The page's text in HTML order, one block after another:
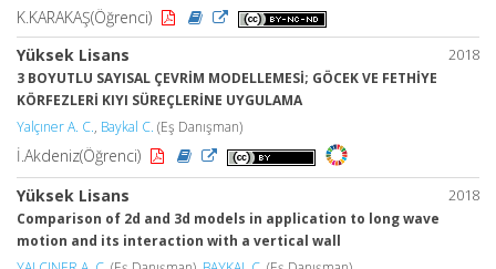
K.KARAKAŞ(Öğrenci)
2018
Yüksek Lisans
3 BOYUTLU SAYISAL ÇEVRİM MODELLEMESİ; GÖCEK VE FETHİYE
KÖRFEZLERİ KIYI SÜREÇLERİNE UYGULAMA
Yalçıner A. C., Baykal C. (Eş Danışman)
İ.Akdeniz(Öğrenci)
2018
Yüksek Lisans
Comparison of 2d and 3d models in application to long wave
motion and its interaction with a vertical wall